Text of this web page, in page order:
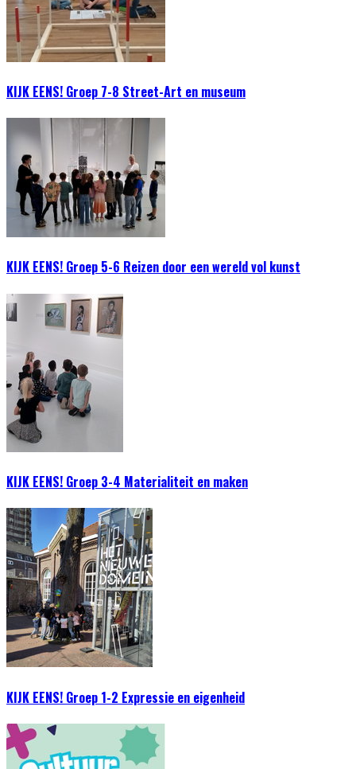
KIJK EENS! Groep 7-8 Street-Art en museum
KIJK EENS! Groep 5-6 Reizen door een wereld vol kunst
KIJK EENS! Groep 3-4 Materialiteit en maken
KIJK EENS! Groep 1-2 Expressie en eigenheid